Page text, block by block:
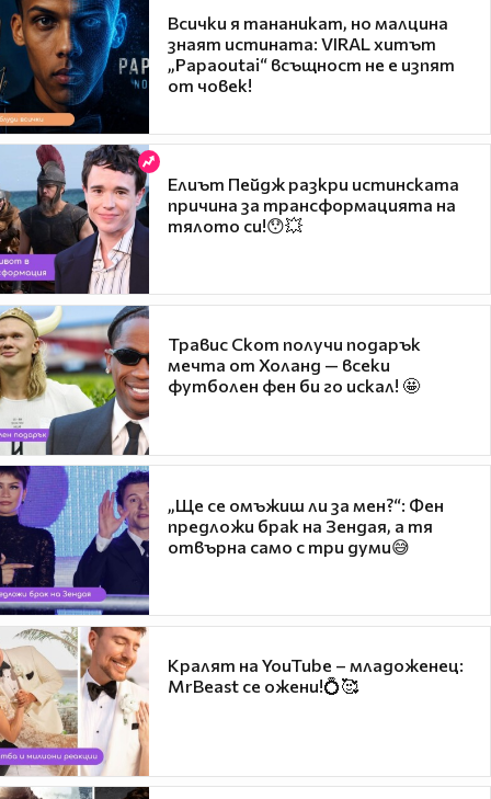
Всички я тананикат, но малцина
знаят истината: VIRAL хитът
„Papaoutai“ всъщност не е изпят
от човек!
Елиът Пейдж разкри истинската
причина за трансформацията на
тялото си!😯💥
Травис Скот получи подарък
мечта от Холанд — всеки
футболен фен би го искал! 🤩
„Ще се омъжиш ли за мен?“: Фен
предложи брак на Зендая, а тя
отвърна само с три думи😅
Кралят на YouTube – младоженец:
MrBeast се ожени!💍🥰